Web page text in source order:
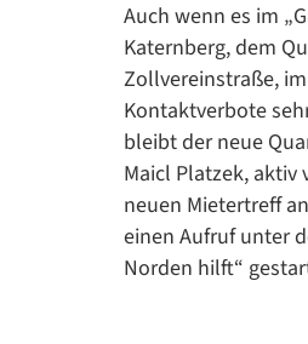
Auch wenn es im
Katernberg, dem
Zollvereinstraße,
Kontaktverbote
bleibt der neue
Maicl Platzek, aktiv
neuen Mietertreff
einen Aufruf unter
Norden hilft“